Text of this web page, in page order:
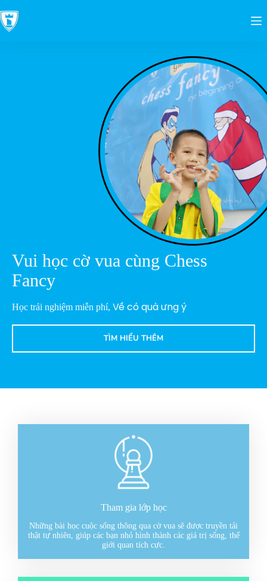
Vui học cờ vua cùng Chess
Fancy
Học trải nghiệm miễn phí, Về có quà ưng ý
TÌM HIỂU THÊM
Tham gia lớp học
Những bài học cuộc sống thông qua cờ vua sẽ được truyền tải
thật tự nhiên, giúp các bạn nhỏ hình thành các giá trị sống, thế
giới quan tích cực.